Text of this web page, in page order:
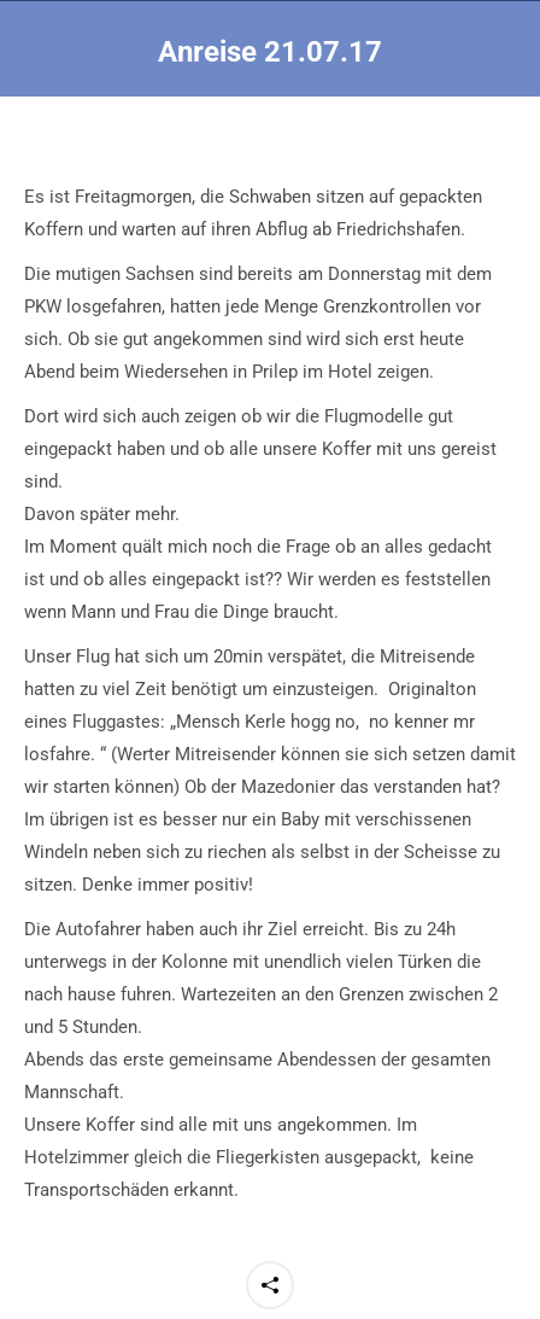
Anreise 21.07.17
Es ist Freitagmorgen, die Schwaben sitzen auf gepackten
Koffern und warten auf ihren Abflug ab Friedrichshafen.
Die mutigen Sachsen sind bereits am Donnerstag mit dem
PKW losgefahren, hatten jede Menge Grenzkontrollen vor
sich. Ob sie gut angekommen sind wird sich erst heute
Abend beim Wiedersehen in Prilep im Hotel zeigen.
Dort wird sich auch zeigen ob wir die Flugmodelle gut
eingepackt haben und ob alle unsere Koffer mit uns gereist
sind.
Davon später mehr.
Im Moment quält mich noch die Frage ob an alles gedacht
ist und ob alles eingepackt ist?? Wir werden es feststellen
wenn Mann und Frau die Dinge braucht.
Unser Flug hat sich um 20min verspätet, die Mitreisende
hatten zu viel Zeit benötigt um einzusteigen. Originalton
eines Fluggastes: „Mensch Kerle hogg no, no kenner mr
losfahre. “ (Werter Mitreisender können sie sich setzen damit
wir starten können) Ob der Mazedonier das verstanden hat?
Im übrigen ist es besser nur ein Baby mit verschissenen
Windeln neben sich zu riechen als selbst in der Scheisse zu
sitzen. Denke immer positiv!
Die Autofahrer haben auch ihr Ziel erreicht. Bis zu 24h
unterwegs in der Kolonne mit unendlich vielen Türken die
nach hause fuhren. Wartezeiten an den Grenzen zwischen 2
und 5 Stunden.
Abends das erste gemeinsame Abendessen der gesamten
Mannschaft.
Unsere Koffer sind alle mit uns angekommen. Im
Hotelzimmer gleich die Fliegerkisten ausgepackt, keine
Transportschäden erkannt.